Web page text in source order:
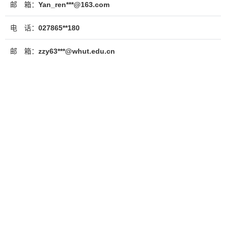
邮 箱： Yan_ren***@163.com
电 话： 027865**180
邮 箱： zzy63***@whut.edu.cn